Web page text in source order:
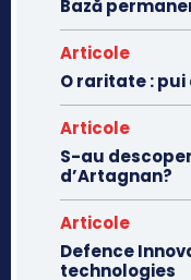
Bază
Articole
O raritate :
Articole
S-au
d’Artagnan?
Articole
Defence
technologies